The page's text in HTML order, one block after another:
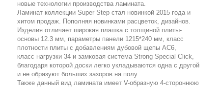
новые технологии производства ламината.
Ламинат коллекции Super Step стал новинкой 2015 года и
хитом продаж. Пополняя новинками расцветок, дизайнов.
Изделия отличает широкая плашка с толщиной плиты-
основы 12.3 мм, параметры панели 1215*240 мм, класс
плотности плиты с добавлениям дубовой щепы АС6,
класс нагрузки 34 и замковая система Strong Special Click,
благодаря которой доски легко укладываются одна с другой
и не образуют больших зазоров на полу.
Также данный вид ламината имеет V-образную 4-стороннюю